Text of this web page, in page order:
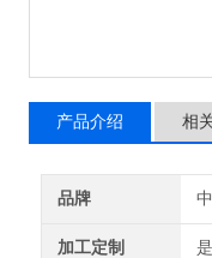
产品介绍 相
品牌
加工定制 是